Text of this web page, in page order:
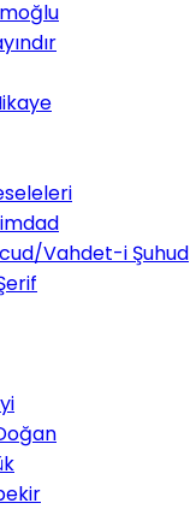
Vahdet-i Şuhud